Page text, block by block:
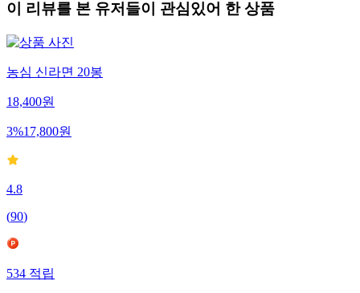
이 리뷰를 본 유저들이 관심있어 한 상품
농심 신라면 20봉
18,400원
3%17,800원
4.8
(90)
534 적립